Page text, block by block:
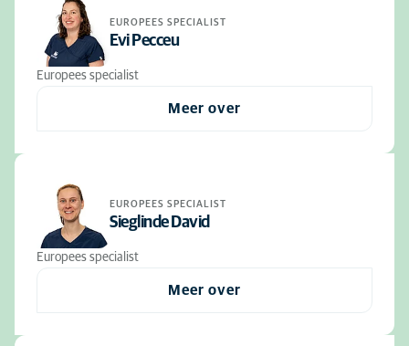
EUROPEES SPECIALIST
Evi Pecceu
Europees specialist
Meer over
EUROPEES SPECIALIST
Sieglinde David
Europees specialist
Meer over